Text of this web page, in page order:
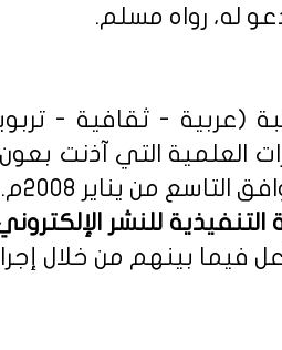
له، رواه مسلم.
- ثقافية -
العلمية التي آذنت
فيما بينهم من خلال